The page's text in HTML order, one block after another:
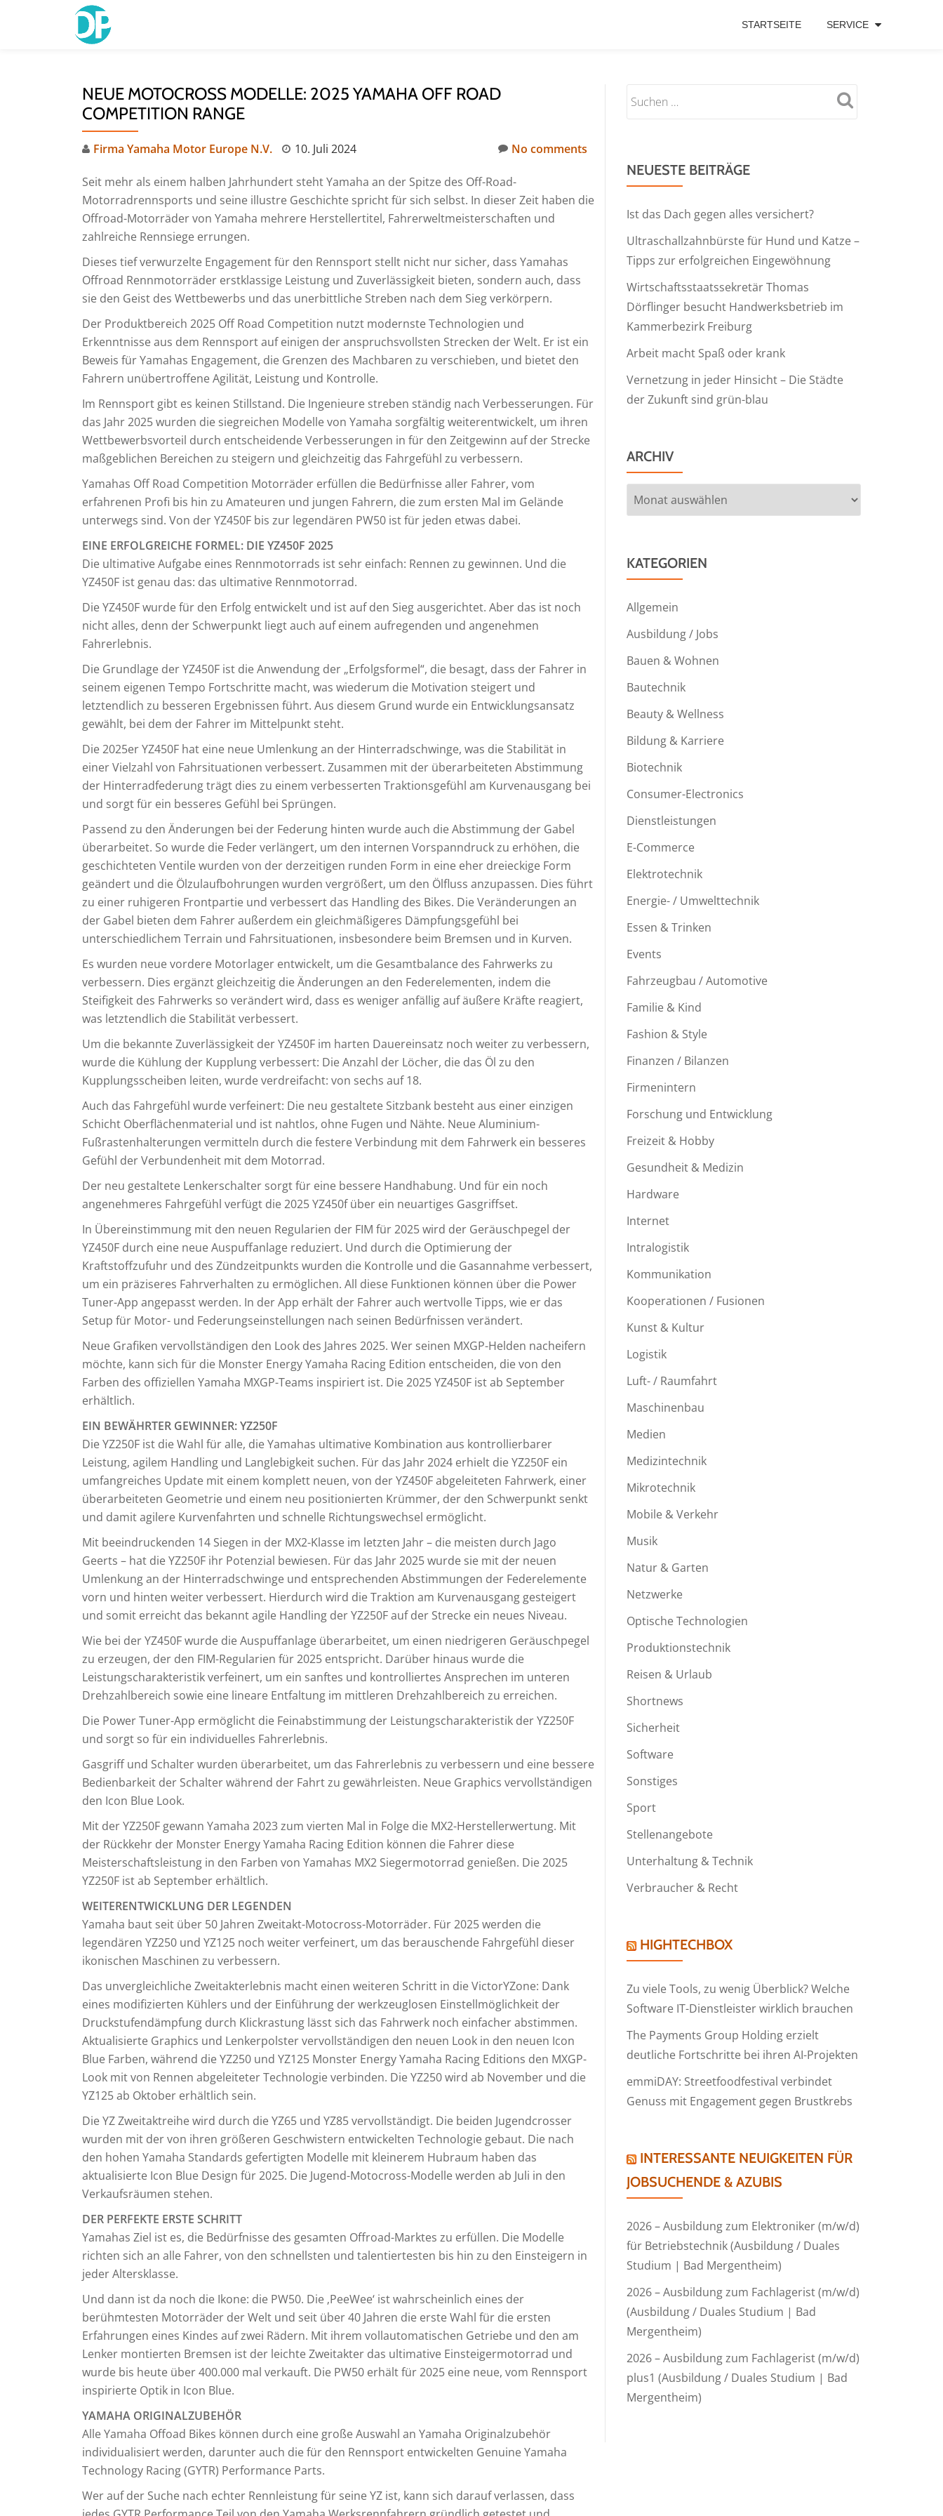
STARTSEITE SERVICE
NEUE MOTOCROSS MODELLE: 2025 YAMAHA OFF ROAD
COMPETITION RANGE
Firma Yamaha Motor Europe N.V. 10. Juli 2024 No comments
Seit mehr als einem halben Jahrhundert steht Yamaha an der Spitze des Off-Road-
Motorradrennsports und seine illustre Geschichte spricht für sich selbst. In dieser Zeit haben die
Offroad-Motorräder von Yamaha mehrere Herstellertitel, Fahrerweltmeisterschaften und
zahlreiche Rennsiege errungen.
Dieses tief verwurzelte Engagement für den Rennsport stellt nicht nur sicher, dass Yamahas
Offroad Rennmotorräder erstklassige Leistung und Zuverlässigkeit bieten, sondern auch, dass
sie den Geist des Wettbewerbs und das unerbittliche Streben nach dem Sieg verkörpern.
Der Produktbereich 2025 Off Road Competition nutzt modernste Technologien und
Erkenntnisse aus dem Rennsport auf einigen der anspruchsvollsten Strecken der Welt. Er ist ein
Beweis für Yamahas Engagement, die Grenzen des Machbaren zu verschieben, und bietet den
Fahrern unübertroffene Agilität, Leistung und Kontrolle.
Im Rennsport gibt es keinen Stillstand. Die Ingenieure streben ständig nach Verbesserungen. Für
das Jahr 2025 wurden die siegreichen Modelle von Yamaha sorgfältig weiterentwickelt, um ihren
Wettbewerbsvorteil durch entscheidende Verbesserungen in für den Zeitgewinn auf der Strecke
maßgeblichen Bereichen zu steigern und gleichzeitig das Fahrgefühl zu verbessern.
Yamahas Off Road Competition Motorräder erfüllen die Bedürfnisse aller Fahrer, vom
erfahrenen Profi bis hin zu Amateuren und jungen Fahrern, die zum ersten Mal im Gelände
unterwegs sind. Von der YZ450F bis zur legendären PW50 ist für jeden etwas dabei.
EINE ERFOLGREICHE FORMEL: DIE YZ450F 2025
Die ultimative Aufgabe eines Rennmotorrads ist sehr einfach: Rennen zu gewinnen. Und die
YZ450F ist genau das: das ultimative Rennmotorrad.
Die YZ450F wurde für den Erfolg entwickelt und ist auf den Sieg ausgerichtet. Aber das ist noch
nicht alles, denn der Schwerpunkt liegt auch auf einem aufregenden und angenehmen
Fahrerlebnis.
Die Grundlage der YZ450F ist die Anwendung der „Erfolgsformel“, die besagt, dass der Fahrer in
seinem eigenen Tempo Fortschritte macht, was wiederum die Motivation steigert und
letztendlich zu besseren Ergebnissen führt. Aus diesem Grund wurde ein Entwicklungsansatz
gewählt, bei dem der Fahrer im Mittelpunkt steht.
Die 2025er YZ450F hat eine neue Umlenkung an der Hinterradschwinge, was die Stabilität in
einer Vielzahl von Fahrsituationen verbessert. Zusammen mit der überarbeiteten Abstimmung
der Hinterradfederung trägt dies zu einem verbesserten Traktionsgefühl am Kurvenausgang bei
und sorgt für ein besseres Gefühl bei Sprüngen.
Passend zu den Änderungen bei der Federung hinten wurde auch die Abstimmung der Gabel
überarbeitet. So wurde die Feder verlängert, um den internen Vorspanndruck zu erhöhen, die
geschichteten Ventile wurden von der derzeitigen runden Form in eine eher dreieckige Form
geändert und die Ölzulaufbohrungen wurden vergrößert, um den Ölfluss anzupassen. Dies führt
zu einer ruhigeren Frontpartie und verbessert das Handling des Bikes. Die Veränderungen an
der Gabel bieten dem Fahrer außerdem ein gleichmäßigeres Dämpfungsgefühl bei
unterschiedlichem Terrain und Fahrsituationen, insbesondere beim Bremsen und in Kurven.
Es wurden neue vordere Motorlager entwickelt, um die Gesamtbalance des Fahrwerks zu
verbessern. Dies ergänzt gleichzeitig die Änderungen an den Federelementen, indem die
Steifigkeit des Fahrwerks so verändert wird, dass es weniger anfällig auf äußere Kräfte reagiert,
was letztendlich die Stabilität verbessert.
Um die bekannte Zuverlässigkeit der YZ450F im harten Dauereinsatz noch weiter zu verbessern,
wurde die Kühlung der Kupplung verbessert: Die Anzahl der Löcher, die das Öl zu den
Kupplungsscheiben leiten, wurde verdreifacht: von sechs auf 18.
Auch das Fahrgefühl wurde verfeinert: Die neu gestaltete Sitzbank besteht aus einer einzigen
Schicht Oberflächenmaterial und ist nahtlos, ohne Fugen und Nähte. Neue Aluminium-
Fußrastenhalterungen vermitteln durch die festere Verbindung mit dem Fahrwerk ein besseres
Gefühl der Verbundenheit mit dem Motorrad.
Der neu gestaltete Lenkerschalter sorgt für eine bessere Handhabung. Und für ein noch
angenehmeres Fahrgefühl verfügt die 2025 YZ450f über ein neuartiges Gasgriffset.
In Übereinstimmung mit den neuen Regularien der FIM für 2025 wird der Geräuschpegel der
YZ450F durch eine neue Auspuffanlage reduziert. Und durch die Optimierung der
Kraftstoffzufuhr und des Zündzeitpunkts wurden die Kontrolle und die Gasannahme verbessert,
um ein präziseres Fahrverhalten zu ermöglichen. All diese Funktionen können über die Power
Tuner-App angepasst werden. In der App erhält der Fahrer auch wertvolle Tipps, wie er das
Setup für Motor- und Federungseinstellungen nach seinen Bedürfnissen verändert.
Neue Grafiken vervollständigen den Look des Jahres 2025. Wer seinen MXGP-Helden nacheifern
möchte, kann sich für die Monster Energy Yamaha Racing Edition entscheiden, die von den
Farben des offiziellen Yamaha MXGP-Teams inspiriert ist. Die 2025 YZ450F ist ab September
erhältlich.
EIN BEWÄHRTER GEWINNER: YZ250F
Die YZ250F ist die Wahl für alle, die Yamahas ultimative Kombination aus kontrollierbarer
Leistung, agilem Handling und Langlebigkeit suchen. Für das Jahr 2024 erhielt die YZ250F ein
umfangreiches Update mit einem komplett neuen, von der YZ450F abgeleiteten Fahrwerk, einer
überarbeiteten Geometrie und einem neu positionierten Krümmer, der den Schwerpunkt senkt
und damit agilere Kurvenfahrten und schnelle Richtungswechsel ermöglicht.
Mit beeindruckenden 14 Siegen in der MX2-Klasse im letzten Jahr – die meisten durch Jago
Geerts – hat die YZ250F ihr Potenzial bewiesen. Für das Jahr 2025 wurde sie mit der neuen
Umlenkung an der Hinterradschwinge und entsprechenden Abstimmungen der Federelemente
vorn und hinten weiter verbessert. Hierdurch wird die Traktion am Kurvenausgang gesteigert
und somit erreicht das bekannt agile Handling der YZ250F auf der Strecke ein neues Niveau.
Wie bei der YZ450F wurde die Auspuffanlage überarbeitet, um einen niedrigeren Geräuschpegel
zu erzeugen, der den FIM-Regularien für 2025 entspricht. Darüber hinaus wurde die
Leistungscharakteristik verfeinert, um ein sanftes und kontrolliertes Ansprechen im unteren
Drehzahlbereich sowie eine lineare Entfaltung im mittleren Drehzahlbereich zu erreichen.
Die Power Tuner-App ermöglicht die Feinabstimmung der Leistungscharakteristik der YZ250F
und sorgt so für ein individuelles Fahrerlebnis.
Gasgriff und Schalter wurden überarbeitet, um das Fahrerlebnis zu verbessern und eine bessere
Bedienbarkeit der Schalter während der Fahrt zu gewährleisten. Neue Graphics vervollständigen
den Icon Blue Look.
Mit der YZ250F gewann Yamaha 2023 zum vierten Mal in Folge die MX2-Herstellerwertung. Mit
der Rückkehr der Monster Energy Yamaha Racing Edition können die Fahrer diese
Meisterschaftsleistung in den Farben von Yamahas MX2 Siegermotorrad genießen. Die 2025
YZ250F ist ab September erhältlich.
WEITERENTWICKLUNG DER LEGENDEN
Yamaha baut seit über 50 Jahren Zweitakt-Motocross-Motorräder. Für 2025 werden die
legendären YZ250 und YZ125 noch weiter verfeinert, um das berauschende Fahrgefühl dieser
ikonischen Maschinen zu verbessern.
Das unvergleichliche Zweitakterlebnis macht einen weiteren Schritt in die VictorYZone: Dank
eines modifizierten Kühlers und der Einführung der werkzeuglosen Einstellmöglichkeit der
Druckstufendämpfung durch Klickrastung lässt sich das Fahrwerk noch einfacher abstimmen.
Aktualisierte Graphics und Lenkerpolster vervollständigen den neuen Look in den neuen Icon
Blue Farben, während die YZ250 und YZ125 Monster Energy Yamaha Racing Editions den MXGP-
Look mit von Rennen abgeleiteter Technologie verbinden. Die YZ250 wird ab November und die
YZ125 ab Oktober erhältlich sein.
Die YZ Zweitaktreihe wird durch die YZ65 und YZ85 vervollständigt. Die beiden Jugendcrosser
wurden mit der von ihren größeren Geschwistern entwickelten Technologie gebaut. Die nach
den hohen Yamaha Standards gefertigten Modelle mit kleinerem Hubraum haben das
aktualisierte Icon Blue Design für 2025. Die Jugend-Motocross-Modelle werden ab Juli in den
Verkaufsräumen stehen.
DER PERFEKTE ERSTE SCHRITT
Yamahas Ziel ist es, die Bedürfnisse des gesamten Offroad-Marktes zu erfüllen. Die Modelle
richten sich an alle Fahrer, von den schnellsten und talentiertesten bis hin zu den Einsteigern in
jeder Altersklasse.
Und dann ist da noch die Ikone: die PW50. Die ‚PeeWee‘ ist wahrscheinlich eines der
berühmtesten Motorräder der Welt und seit über 40 Jahren die erste Wahl für die ersten
Erfahrungen eines Kindes auf zwei Rädern. Mit ihrem vollautomatischen Getriebe und den am
Lenker montierten Bremsen ist der leichte Zweitakter das ultimative Einsteigermotorrad und
wurde bis heute über 400.000 mal verkauft. Die PW50 erhält für 2025 eine neue, vom Rennsport
inspirierte Optik in Icon Blue.
YAMAHA ORIGINALZUBEHÖR
Alle Yamaha Offoad Bikes können durch eine große Auswahl an Yamaha Originalzubehör
individualisiert werden, darunter auch die für den Rennsport entwickelten Genuine Yamaha
Technology Racing (GYTR) Performance Parts.
Wer auf der Suche nach echter Rennleistung für seine YZ ist, kann sich darauf verlassen, dass
NEUESTE BEITRÄGE
Ist das Dach gegen alles versichert?
Ultraschallzahnbürste für Hund und Katze –
Tipps zur erfolgreichen Eingewöhnung
Wirtschaftsstaatssekretär Thomas
Dörflinger besucht Handwerksbetrieb im
Kammerbezirk Freiburg
Arbeit macht Spaß oder krank
Vernetzung in jeder Hinsicht – Die Städte
der Zukunft sind grün-blau
ARCHIV
Archiv
KATEGORIEN
Allgemein
Ausbildung / Jobs
Bauen & Wohnen
Bautechnik
Beauty & Wellness
Bildung & Karriere
Biotechnik
Consumer-Electronics
Dienstleistungen
E-Commerce
Elektrotechnik
Energie- / Umwelttechnik
Essen & Trinken
Events
Fahrzeugbau / Automotive
Familie & Kind
Fashion & Style
Finanzen / Bilanzen
Firmenintern
Forschung und Entwicklung
Freizeit & Hobby
Gesundheit & Medizin
Hardware
Internet
Intralogistik
Kommunikation
Kooperationen / Fusionen
Kunst & Kultur
Logistik
Luft- / Raumfahrt
Maschinenbau
Medien
Medizintechnik
Mikrotechnik
Mobile & Verkehr
Musik
Natur & Garten
Netzwerke
Optische Technologien
Produktionstechnik
Reisen & Urlaub
Shortnews
Sicherheit
Software
Sonstiges
Sport
Stellenangebote
Unterhaltung & Technik
Verbraucher & Recht
HIGHTECHBOX
Zu viele Tools, zu wenig Überblick? Welche
Software IT-Dienstleister wirklich brauchen
The Payments Group Holding erzielt
deutliche Fortschritte bei ihren AI-Projekten
emmiDAY: Streetfoodfestival verbindet
Genuss mit Engagement gegen Brustkrebs
INTERESSANTE NEUIGKEITEN FÜR
JOBSUCHENDE & AZUBIS
2026 – Ausbildung zum Elektroniker (m/w/d)
für Betriebstechnik (Ausbildung / Duales
Studium | Bad Mergentheim)
2026 – Ausbildung zum Fachlagerist (m/w/d)
(Ausbildung / Duales Studium | Bad
Mergentheim)
2026 – Ausbildung zum Fachlagerist (m/w/d)
plus1 (Ausbildung / Duales Studium | Bad
Mergentheim)